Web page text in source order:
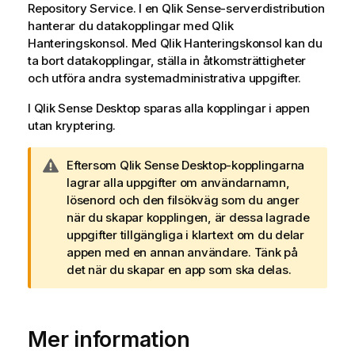
Repository Service. I en Qlik Sense-serverdistribution
hanterar du datakopplingar med Qlik
Hanteringskonsol. Med Qlik Hanteringskonsol kan du
ta bort datakopplingar, ställa in åtkomsträttigheter
och utföra andra systemadministrativa uppgifter.
I Qlik Sense Desktop sparas alla kopplingar i appen
utan kryptering.
A
n
t
e
c
k
n
i
o
Eftersom Qlik Sense Desktop-kopplingarna
lagrar alla uppgifter om användarnamn,
lösenord och den filsökväg som du anger
när du skapar kopplingen, är dessa lagrade
uppgifter tillgängliga i klartext om du delar
appen med en annan användare. Tänk på
det när du skapar en app som ska delas.
Mer information